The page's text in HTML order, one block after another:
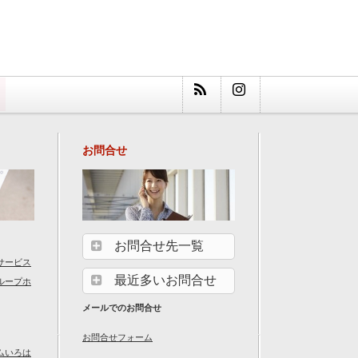
ービス
ープホ
いろは
お問合せ
お問合せ先一覧
最近多いお問合せ
メールでのお問合せ
お問合せフォーム